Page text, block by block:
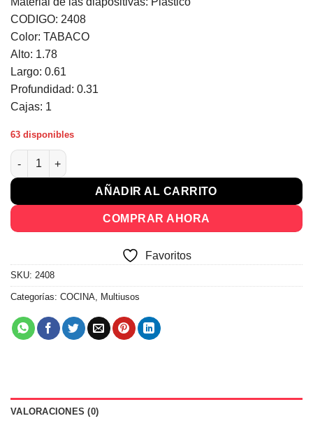
CODIGO: 2408
Color: TABACO
Alto: 1.78
Largo: 0.61
Profundidad: 0.31
Cajas: 1
63 disponibles
Mueble Cocina Multiuso Armario Biblioteca 2408 cantidad
AÑADIR AL CARRITO
COMPRAR AHORA
Favoritos
SKU: 2408
Categorías: COCINA, Multiusos
VALORACIONES (0)